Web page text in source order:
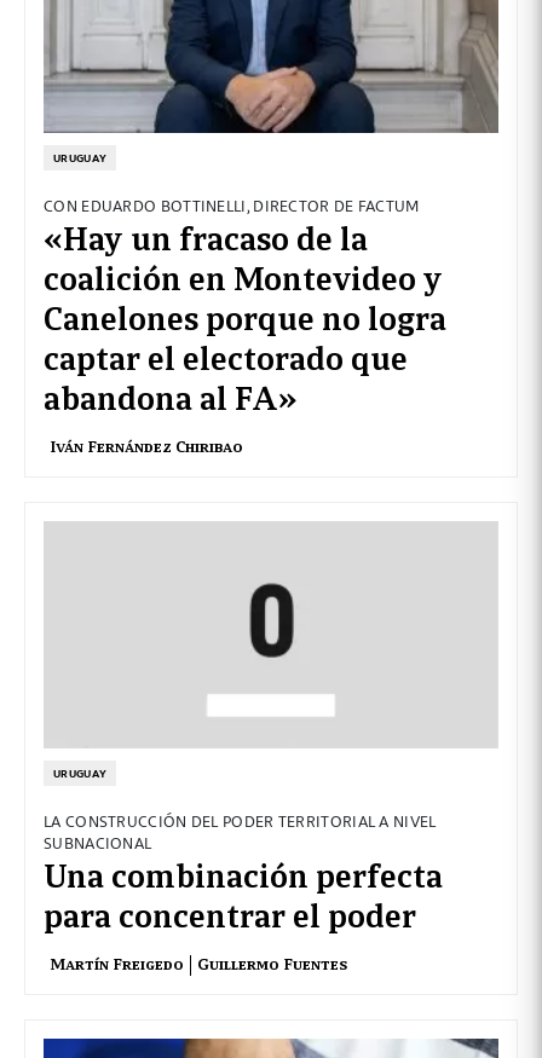
URUGUAY
CON EDUARDO BOTTINELLI, DIRECTOR DE FACTUM
«Hay un fracaso de la
coalición en Montevideo y
Canelones porque no logra
captar el electorado que
abandona al FA»
Iván Fernández Chiribao
URUGUAY
LA CONSTRUCCIÓN DEL PODER TERRITORIAL A NIVEL
SUBNACIONAL
Una combinación perfecta
para concentrar el poder
Martín Freigedo Guillermo Fuentes